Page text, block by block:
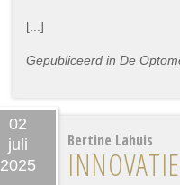
[...]
Gepubliceerd in De
02
juli
2025
Bertine Lahuis